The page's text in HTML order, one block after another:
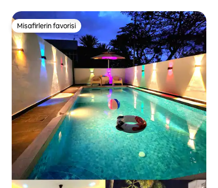
Misafirlerin favorisi
Misafirlerin favorisi